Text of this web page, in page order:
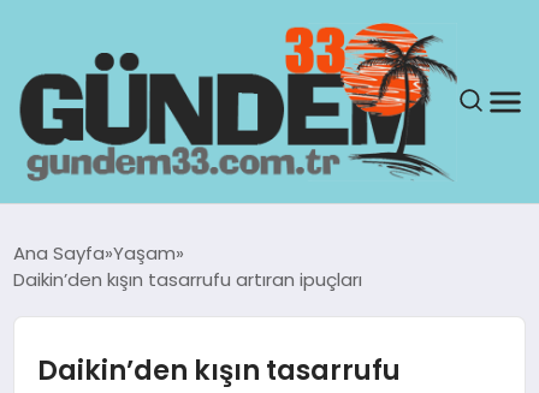
YAŞAM
Ana Sayfa Yaşam
Daikin’den kışın tasarrufu artıran ipuçları
Daikin’den kışın tasarrufu